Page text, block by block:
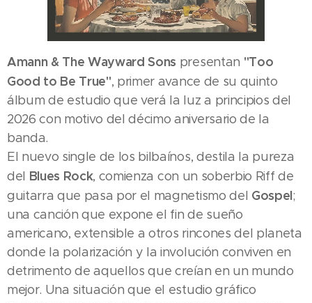
Amann & The Wayward Sons presentan "Too
Good to Be True", primer avance de su quinto
álbum de estudio que verá la luz a principios del
2026 con motivo del décimo aniversario de la
banda.
El nuevo single de los bilbaínos, destila la pureza
del Blues Rock, comienza con un soberbio Riff de
guitarra que pasa por el magnetismo del Gospel;
una canción que expone el fin de sueño
americano, extensible a otros rincones del planeta
donde la polarización y la involución conviven en
detrimento de aquellos que creían en un mundo
mejor. Una situación que el estudio gráfico